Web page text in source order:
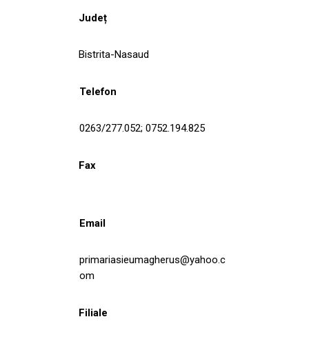
Județ
Bistrita-Nasaud
Telefon
0263/277.052; 0752.194.825
Fax
Email
primariasieumagherus@yahoo.c
om
Filiale